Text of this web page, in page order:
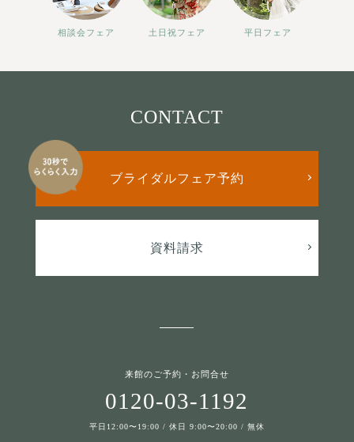
相談会フェア 土日祝フェア 平日フェア
CONTACT
ブライダルフェア予約
資料請求
来館のご予約・お問合せ
0120-03-1192
平日12:00〜19:00 / 休日 9:00〜20:00 / 無休